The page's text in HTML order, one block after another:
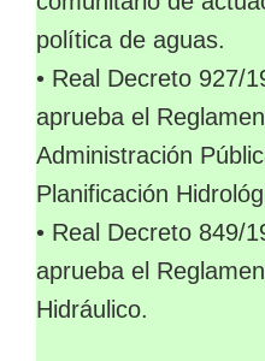
política de aguas.
• Real Decreto 927/
aprueba el
Administración
Planificación
• Real Decreto 849/
aprueba el
Hidráulico.